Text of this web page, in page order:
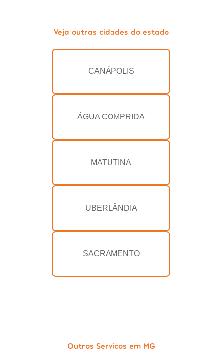
Veja outras cidades do estado
CANÁPOLIS
ÁGUA COMPRIDA
MATUTINA
UBERLÂNDIA
SACRAMENTO
Outros Serviços em MG